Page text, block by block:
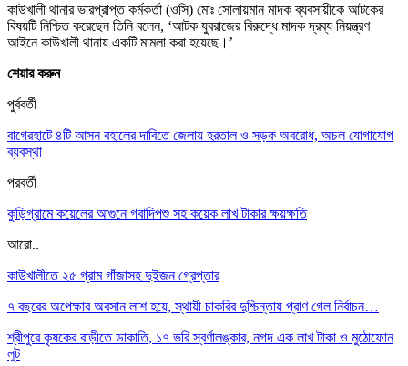
কাউখালী থানার ভারপ্রাপ্ত কর্মকর্তা (ওসি) মোঃ সোলায়মান মাদক ব্যবসায়ীকে আটকের
বিষয়টি নিশ্চিত করেছেন তিনি বলেন, ‘আটক যুবরাজের বিরুদ্ধে মাদক দ্রব্য নিয়ন্ত্রণ
আইনে কাউখালী থানায় একটি মামলা করা হয়েছে।’
শেয়ার করুন
পুর্ববর্তী
বাগেরহাটে ৪টি আসন বহালের দাবিতে জেলায় হরতাল ও সড়ক অবরোধ, অচল যোগাযোগ
ব্যবস্থা
পরবর্তী
কুড়িগ্রামে কয়েলের আগুনে গবাদিপশু সহ কয়েক লাখ টাকার ক্ষয়ক্ষতি
আরো..
কাউখালীতে ২৫ গ্রাম গাঁজাসহ দুইজন গ্রেপ্তার
৭ বছরের অপেক্ষার অবসান লাশ হয়ে, স্থায়ী চাকরির দুশ্চিন্তায় প্রাণ গেল নির্বাচন…
শ্রীপুরে কৃষকের বাড়ীতে ডাকাতি, ১৭ ভরি স্বর্ণালঙ্কার, নগদ এক লাখ টাকা ও মুঠোফোন
লুট